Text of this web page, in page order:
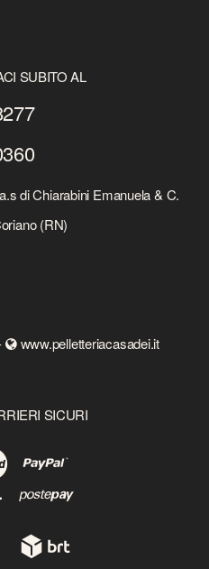
SUBITO AL
di Chiarabini Emanuela & C.
(RN)
www.pelletteriacasadei.it
SICURI